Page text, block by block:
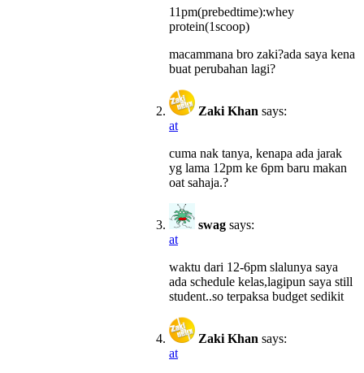
11pm(prebedtime):whey
protein(1scoop)
macammana bro zaki?ada saya kena
buat perubahan lagi?
Zaki Khan says:
at
cuma nak tanya, kenapa ada jarak
yg lama 12pm ke 6pm baru makan
oat sahaja.?
swag says:
at
waktu dari 12-6pm slalunya saya
ada schedule kelas,lagipun saya still
student..so terpaksa budget sedikit
Zaki Khan says:
at